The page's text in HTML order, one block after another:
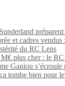
et cadres
du RC Lens
plus cher : le
Ganiou s’écroule
tombe bien pour